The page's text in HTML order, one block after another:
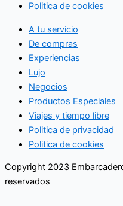
Politica de cookies
A tu servicio
De compras
Experiencias
Lujo
Negocios
Productos Especiales
Viajes y tiempo libre
Politica de privacidad
Politica de cookies
Copyright 2023
reservados